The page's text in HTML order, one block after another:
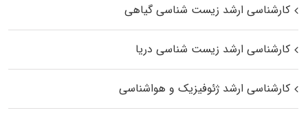
کارشناسی ارشد زیست‌ شناسی گیاهی
کارشناسی ارشد زیست‌ شناسی دریا
کارشناسی ارشد ژئوفیزیک و هواشناسی